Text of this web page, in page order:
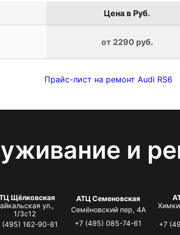
Цена в Руб.
от 2290 руб.
Прайс-лист на ремонт Audi RS6
и
Щёлковская
ул.,
1/3с12
(495) 162-90-81
АТЦ Семеновская
Семёновский пер, 4А
+7 (495) 085-74-61
+7